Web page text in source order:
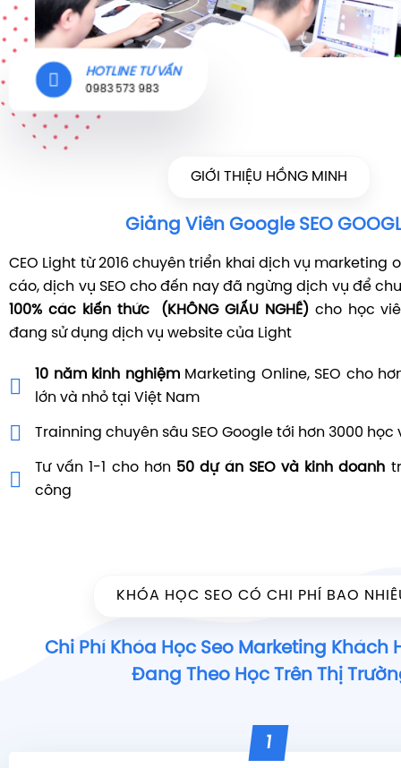
HOTLINE TƯ VẤN
0983 573 983
GIỚI THIỆU HỒNG MINH
Giảng Viên Google SEO
CEO Light từ 2016 chuyên triển khai dịch vụ marketing
cáo, dịch vụ SEO cho đến nay đã ngừng dịch vụ để
100% các kiến thức (KHÔNG GIẤU NGHỀ)cho học
đang sử dụng dịch vụ website của Light
10 năm kinh nghiệmMarketing Online, SEO cho
lớn và nhỏ tại Việt Nam
Trainning chuyên sâu SEO Google tới hơn 3000
Tư vấn 1-1 cho hơn 50 dự án SEO và kinh doanh
công
KHÓA HỌC SEO CÓ CHI PHÍ BAO
Chi Phí Khóa Học Seo Marketing Khách
Đang Theo Học Trên Thị
1